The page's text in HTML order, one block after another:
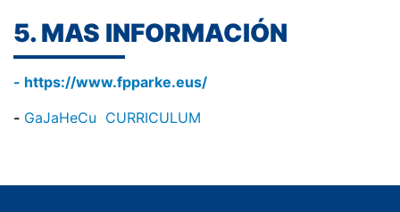
5. MAS INFORMACIÓN
- https://www.fpparke.eus/
- GaJaHeCu CURRICULUM